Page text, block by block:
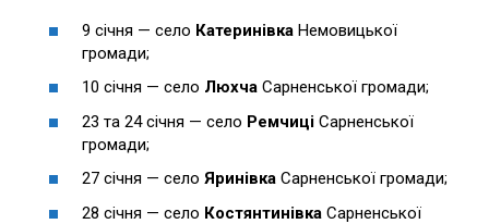
9 січня — село Катеринівка Немовицької
громади;
10 січня — село Люхча Сарненської громади;
23 та 24 січня — село Ремчиці Сарненської
громади;
27 січня — село Яринівка Сарненської громади;
28 січня — село Костянтинівка Сарненської